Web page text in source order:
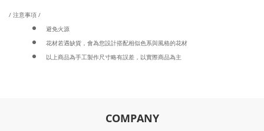
/ 注意事項 /
避免火源
花材若遇缺貨，會為您設計搭配相似色系與風格的花材
以上商品為手工製作尺寸略有誤差，以實際商品為主
COMPANY